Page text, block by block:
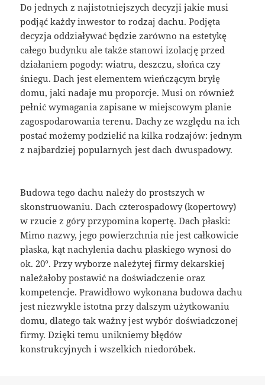
Do jednych z najistotniejszych decyzji jakie musi
podjąć każdy inwestor to rodzaj dachu. Podjęta
decyzja oddziaływać będzie zarówno na estetykę
całego budynku ale także stanowi izolację przed
działaniem pogody: wiatru, deszczu, słońca czy
śniegu. Dach jest elementem wieńczącym bryłę
domu, jaki nadaje mu proporcje. Musi on również
pełnić wymagania zapisane w miejscowym planie
zagospodarowania terenu. Dachy ze względu na ich
postać możemy podzielić na kilka rodzajów: jednym
z najbardziej popularnych jest dach dwuspadowy.
Budowa tego dachu należy do prostszych w
skonstruowaniu. Dach czterospadowy (kopertowy)
w rzucie z góry przypomina kopertę. Dach płaski:
Mimo nazwy, jego powierzchnia nie jest całkowicie
płaska, kąt nachylenia dachu płaskiego wynosi do
ok. 20°. Przy wyborze należytej firmy dekarskiej
należałoby postawić na doświadczenie oraz
kompetencje. Prawidłowo wykonana budowa dachu
jest niezwykle istotna przy dalszym użytkowaniu
domu, dlatego tak ważny jest wybór doświadczonej
firmy. Dzięki temu unikniemy błędów
konstrukcyjnych i wszelkich niedoróbek.